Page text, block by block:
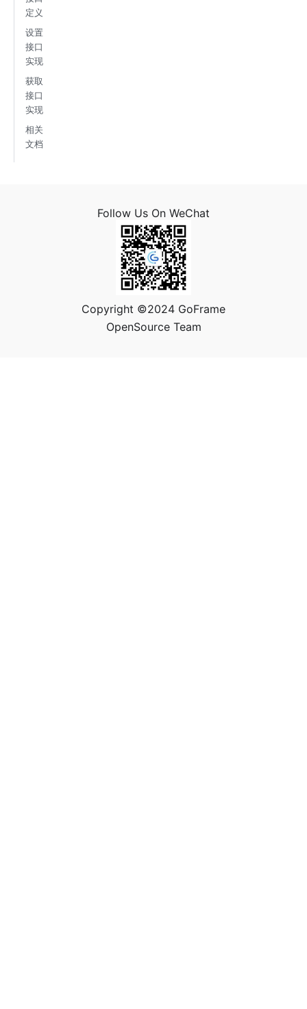
定义
设置
接口
实现
获取
接口
实现
相关
文档
Follow Us On WeChat
Copyright ©2024 GoFrame
OpenSource Team